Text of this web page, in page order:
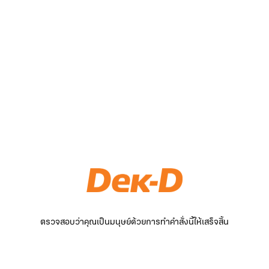
ตรวจสอบว่าคุณเป็นมนุษย์ด้วยการทำคำสั่งนี้ให้เสร็จสิ้น